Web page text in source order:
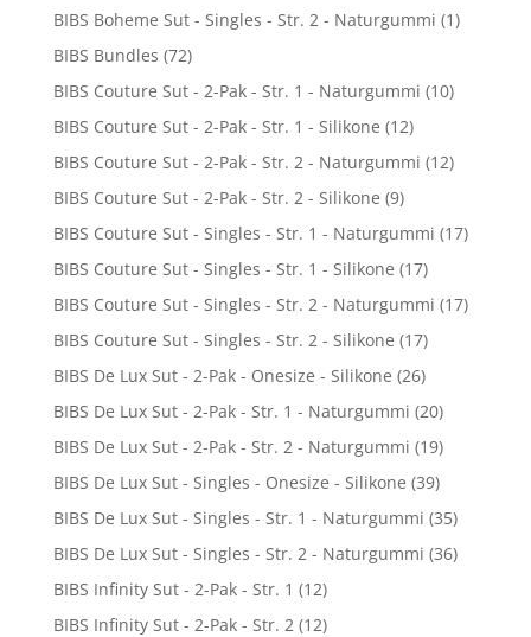
BIBS Boheme Sut - Singles - Str. 2 - Naturgummi (1)
BIBS Bundles (72)
BIBS Couture Sut - 2-Pak - Str. 1 - Naturgummi (10)
BIBS Couture Sut - 2-Pak - Str. 1 - Silikone (12)
BIBS Couture Sut - 2-Pak - Str. 2 - Naturgummi (12)
BIBS Couture Sut - 2-Pak - Str. 2 - Silikone (9)
BIBS Couture Sut - Singles - Str. 1 - Naturgummi (17)
BIBS Couture Sut - Singles - Str. 1 - Silikone (17)
BIBS Couture Sut - Singles - Str. 2 - Naturgummi (17)
BIBS Couture Sut - Singles - Str. 2 - Silikone (17)
BIBS De Lux Sut - 2-Pak - Onesize - Silikone (26)
BIBS De Lux Sut - 2-Pak - Str. 1 - Naturgummi (20)
BIBS De Lux Sut - 2-Pak - Str. 2 - Naturgummi (19)
BIBS De Lux Sut - Singles - Onesize - Silikone (39)
BIBS De Lux Sut - Singles - Str. 1 - Naturgummi (35)
BIBS De Lux Sut - Singles - Str. 2 - Naturgummi (36)
BIBS Infinity Sut - 2-Pak - Str. 1 (12)
BIBS Infinity Sut - 2-Pak - Str. 2 (12)